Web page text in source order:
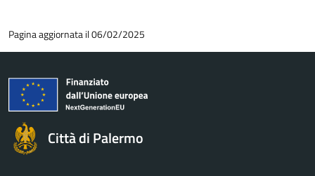
Pagina aggiornata il 06/02/2025
Città di Palermo